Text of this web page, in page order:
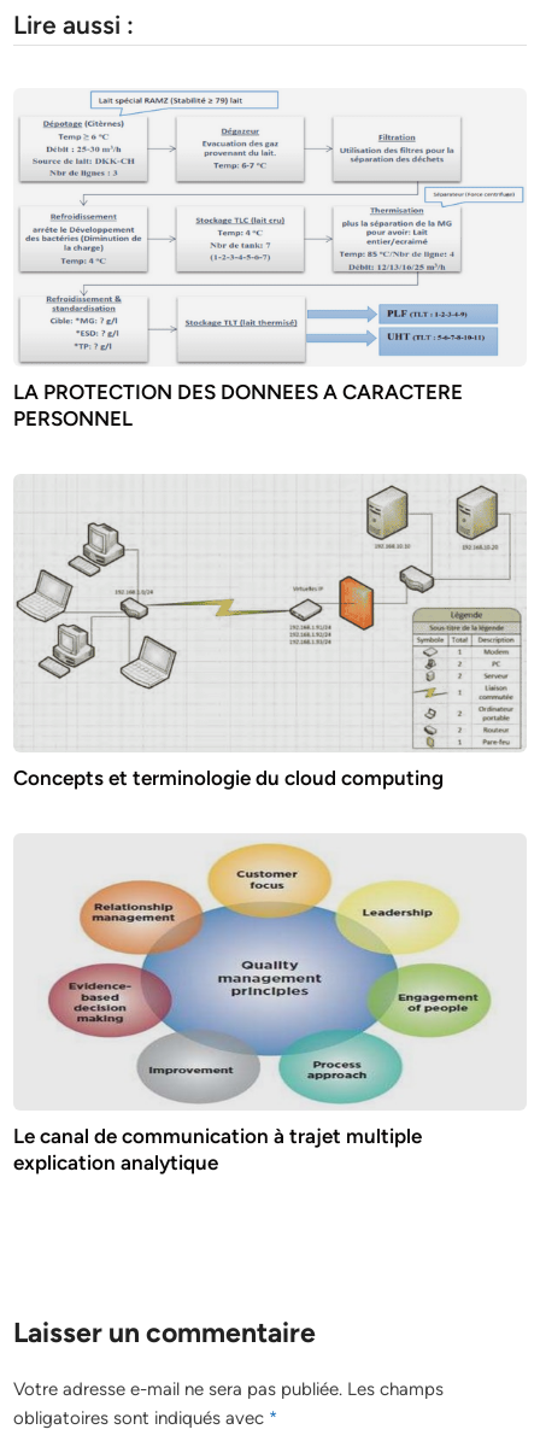
Lire aussi :
LA PROTECTION DES DONNEES A CARACTERE
PERSONNEL
Concepts et terminologie du cloud computing
Le canal de communication à trajet multiple
explication analytique
Laisser un commentaire
Votre adresse e-mail ne sera pas publiée. Les champs
obligatoires sont indiqués avec *